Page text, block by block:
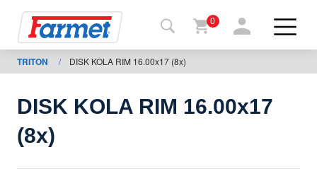
Farmeti
pood
Minu
0
TRITON / DISK KOLA RIM 16.00x17 (8x)
DISK KOLA RIM 16.00x17
(8x)